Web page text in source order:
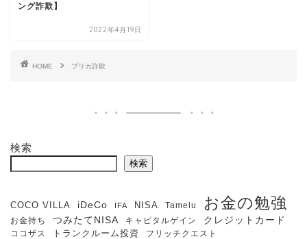
ング詐欺】
2022年4月19日
HOME プリカ詐欺
検索
検索
COCO VILLA iDeCo IFA NISA Tamelu お金の勉強
お金持ち つみたてNISA キャピタルゲイン クレジットカード
ココザス トランクルーム投資 フリッチクエスト